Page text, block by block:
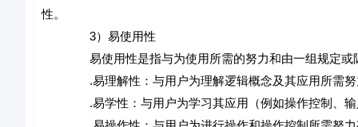
性。
3）易使用性
易使用性是指与为使用所需的努力和由一组规定或隐
.易理解性：与用户为理解逻辑概念及其应用所需努
.易学性：与用户为学习其应用（例如操作控制、输